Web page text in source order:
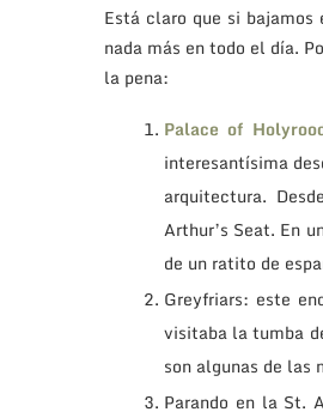
Está claro que si
nada más en todo el día.
la pena:
Palace of
interesantísima
arquitectura.
Arthur’s Seat. En
de un ratito de
Greyfriars: este
visitaba la tumba
son algunas de las
Parando en la St.